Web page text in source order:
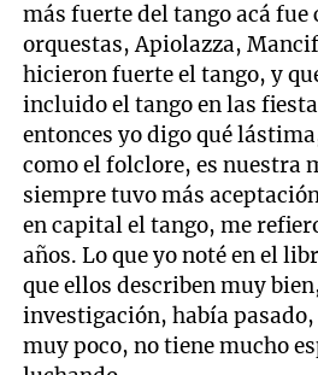
más fuerte del tango acá fue
orquestas, Apiolazza,
hicieron fuerte el tango, y
incluido el tango en las
entonces yo digo qué
como el folclore, es nuestra
siempre tuvo más
en capital el tango, me
años. Lo que yo noté en el
que ellos describen muy
investigación, había pasado,
muy poco, no tiene mucho